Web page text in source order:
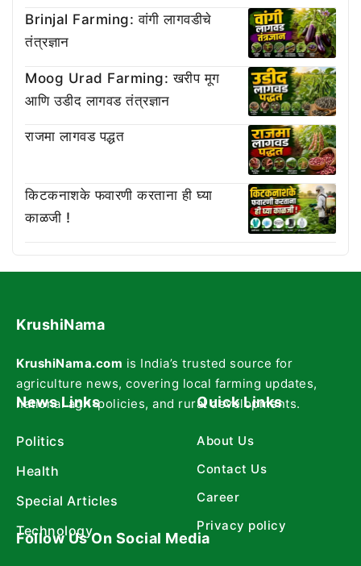
Brinjal Farming: वांगी लागवडीचे
तंत्रज्ञान
Moog Urad Farming: खरीप मूग
आणि उडीद लागवड तंत्रज्ञान
राजमा लागवड पद्धत
किटकनाशके फवारणी करताना ही घ्या
काळजी !
KrushiNama
KrushiNama.com is India’s trusted source for
agriculture news, covering local farming updates,
national agri-policies, and rural developments.
News Links
Politics
Health
Special Articles
Technology
Quick Links
About Us
Contact Us
Career
Privacy policy
Follow Us On Social Media